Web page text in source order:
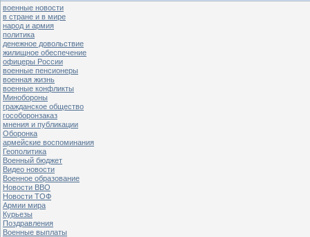
военные новости
в стране и в мире
народ и армия
политика
денежное довольствие
жилищное обеспечение
офицеры России
военные пенсионеры
военная жизнь
военные конфликты
Минобороны
гражданское общество
гособоронзаказ
мнения и публикации
Оборонка
армейские воспоминания
Геополитика
Военный бюджет
Видео новости
Военное образование
Новости ВВО
Новости ТОФ
Армии мира
Курьезы
Поздравления
Военные выплаты